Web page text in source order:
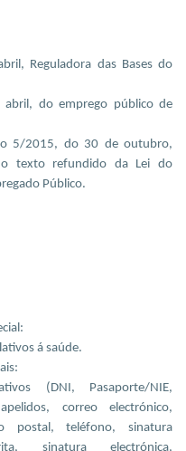
Reguladora das Bases do
do emprego público de
5/2015, do 30 de outubro,
texto refundido da Lei do
Público.
á saúde.
(DNI, Pasaporte/NIE,
correo electrónico,
postal, teléfono, sinatura
sinatura electrónica,